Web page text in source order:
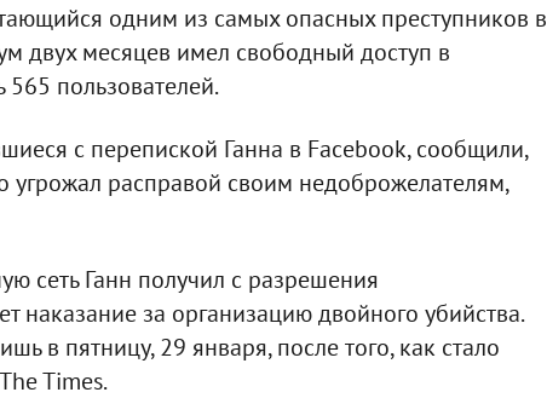
одним из самых опасных преступников в
двух месяцев имел свободный доступ в
565 пользователей.
с перепиской Ганна в Facebook, сообщили,
угрожал расправой своим недоброжелателям,
сеть Ганн получил с разрешения
наказание за организацию двойного убийства.
в пятницу, 29 января, после того, как стало
Times.